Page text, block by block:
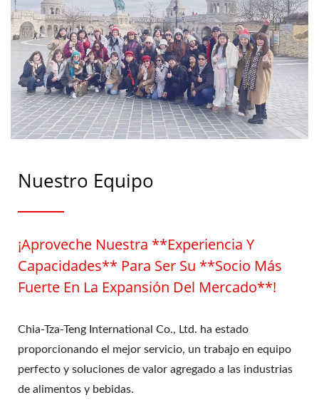
Nuestro Equipo
¡Aproveche Nuestra **experiencia Y
Capacidades** Para Ser Su **socio Más
Fuerte En La Expansión Del Mercado**!
Chia-Tza-Teng International Co., Ltd. ha estado
proporcionando el mejor servicio, un trabajo en equipo
perfecto y soluciones de valor agregado a las industrias
de alimentos y bebidas.